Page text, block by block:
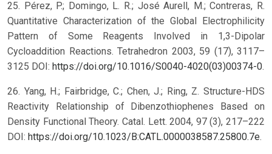
25. Pérez, P.; Domingo, L. R.; José Aurell, M.; Contreras, R.
Quantitative Characterization of the Global Electrophilicity
Pattern of Some Reagents Involved in 1,3-Dipolar
Cycloaddition Reactions. Tetrahedron 2003, 59 (17), 3117–
3125 DOI: https://doi.org/10.1016/S0040-4020(03)00374-0.
26. Yang, H.; Fairbridge, C.; Chen, J.; Ring, Z. Structure-HDS
Reactivity Relationship of Dibenzothiophenes Based on
Density Functional Theory. Catal. Lett. 2004, 97 (3), 217–222
DOI: https://doi.org/10.1023/B:CATL.0000038587.25800.7e.